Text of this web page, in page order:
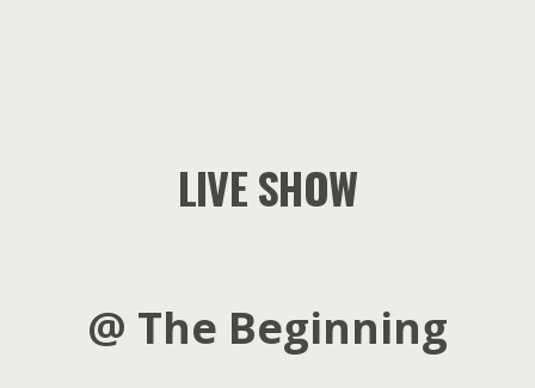
LIVE SHOW
@ The Beginning